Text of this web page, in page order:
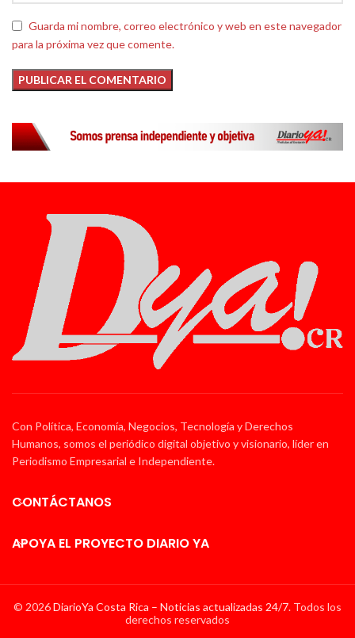
Guarda mi nombre, correo electrónico y web en este navegador
para la próxima vez que comente.
Con Política, Economía, Negocios, Tecnología y Derechos
Humanos, somos el periódico digital objetivo y visionario, líder en
Periodismo Empresarial e Independiente.
CONTÁCTANOS
APOYA EL PROYECTO DIARIO YA
© 2026DiarioYa Costa Rica – Noticias actualizadas 24/7. Todos los
derechos reservados